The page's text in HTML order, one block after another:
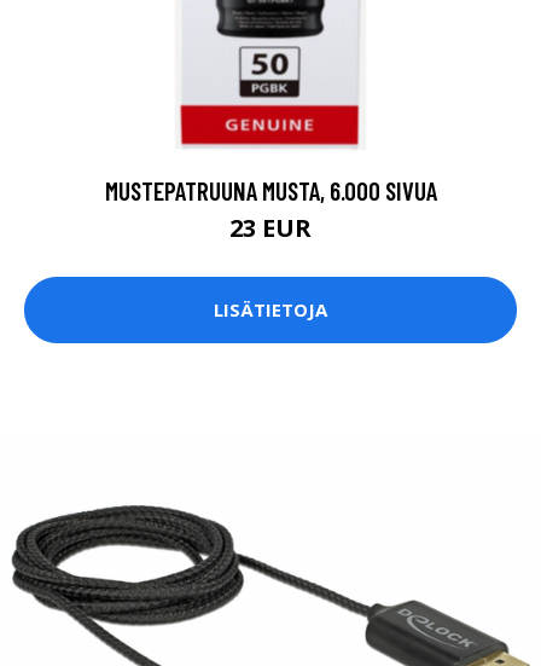
MUSTEPATRUUNA MUSTA, 6.000 SIVUA
23 EUR
LISÄTIETOJA